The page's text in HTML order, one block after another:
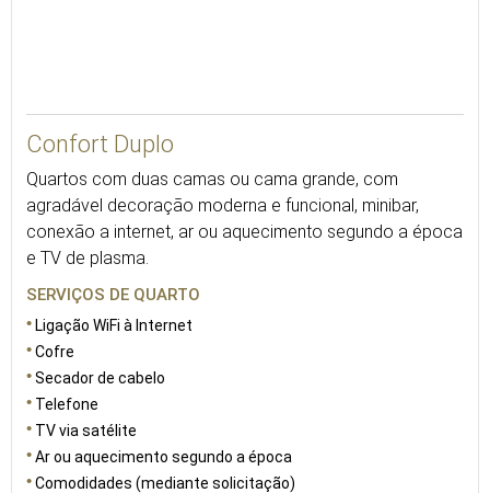
Confort Duplo
Quartos com duas camas ou cama grande, com
agradável decoração moderna e funcional, minibar,
conexão a internet, ar ou aquecimento segundo a época
e TV de plasma.
SERVIÇOS DE QUARTO
Ligação WiFi à Internet
Cofre
Secador de cabelo
Telefone
TV via satélite
Ar ou aquecimento segundo a época
Comodidades (mediante solicitação)